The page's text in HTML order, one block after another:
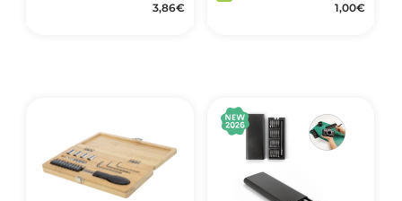
3,86€
1,00€